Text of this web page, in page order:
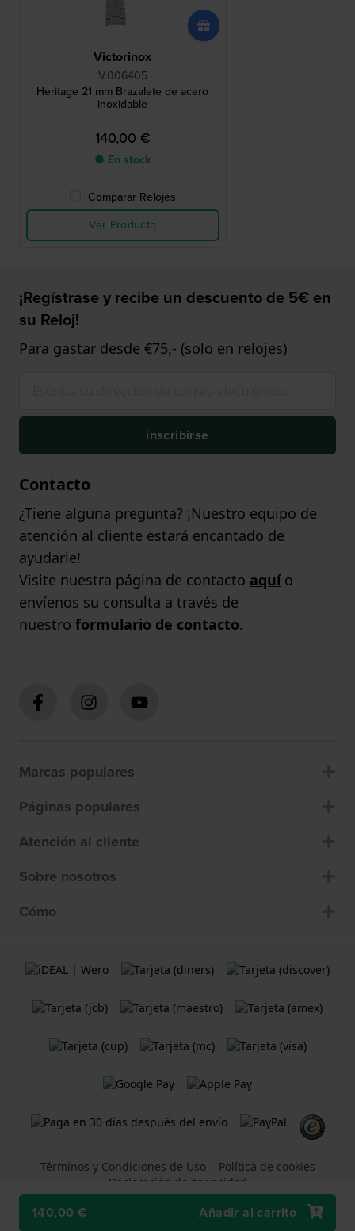
140,00 € Añadir al carrito
Victorinox
V.006405
Heritage 21 mm Brazalete de acero
inoxidable
140,00 €
● En stock
Comparar Relojes
Ver Producto
¡Regístrase y recibe un descuento de 5€ en
su Reloj!
Para gastar desde €75,- (solo en relojes)
inscribirse
Contacto
¿Tiene alguna pregunta? ¡Nuestro equipo de
atención al cliente estará encantado de
ayudarle!
Visite nuestra página de contacto aquío
envíenos su consulta a través de
nuestro formulario de contacto.
Marcas populares
Páginas populares
Atención al cliente
Sobre nosotros
Cómo
Términos y Condiciones de Uso
Política de cookies
Declaración de privacidad
Una tienda web Holland Watch Group B.V.